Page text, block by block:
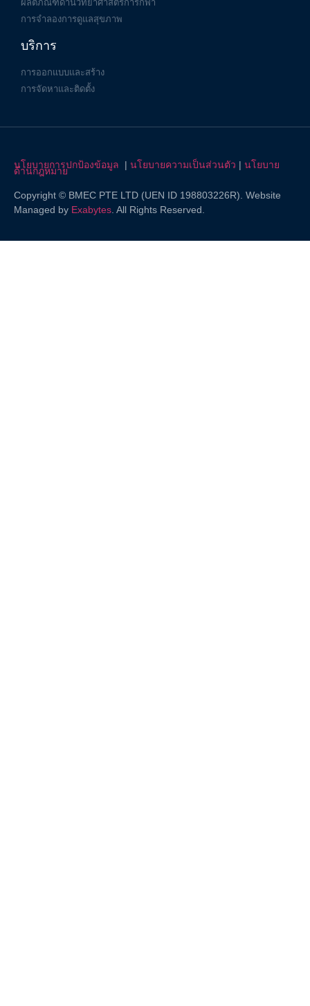
ผลิตภัณฑ์ด้านวิทยาศาสตร์การกีฬา
การจำลองการดูแลสุขภาพ
บริการ
การออกแบบและสร้าง
การจัดหาและติดตั้ง
นโยบายการปกป้องข้อมูล | นโยบายความเป็นส่วนตัว | นโยบาย
ด้านกฎหมาย
Copyright © BMEC PTE LTD (UEN ID 198803226R). Website
Managed by Exabytes . All Rights Reserved.